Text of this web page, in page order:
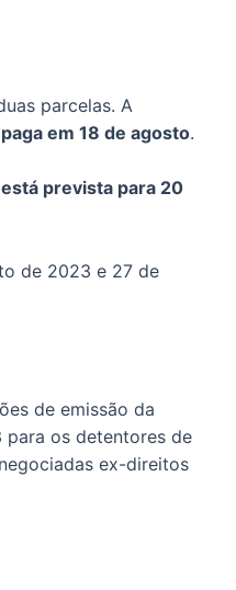
parcelas. A
em 18 de agosto.
está prevista para 20
de 2023 e 27 de
de emissão da
para os detentores de
ex-direitos